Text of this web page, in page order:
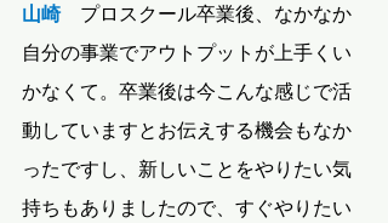
山崎 プロスクール卒業後、なかなか
自分の事業でアウトプットが上手くい
かなくて。卒業後は今こんな感じで活
動していますとお伝えする機会もなか
ったですし、新しいことをやりたい気
持ちもありましたので、すぐやりたい